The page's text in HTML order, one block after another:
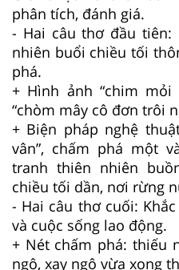
phân tích, đánh giá.
- Hai câu thơ đầu
nhiên buổi chiều tối
phá.
+ Hình ảnh “chim
“chòm mây cô đơn trôi
+ Biện pháp nghệ
vân”, chấm phá một
tranh thiên nhiên
chiều tối dần, nơi rừng
- Hai câu thơ cuối:
và cuộc sống lao động.
+ Nét chấm phá: thiếu
ngô, xay ngô vừa xong